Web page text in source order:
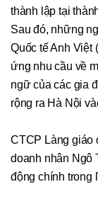
thành lập tại
Sau đó, những
Quốc tế Anh Việt
ứng nhu cầu về
ngữ của các gia
rộng ra Hà Nội
CTCP Làng giáo
doanh nhân Ngô
động chính trong